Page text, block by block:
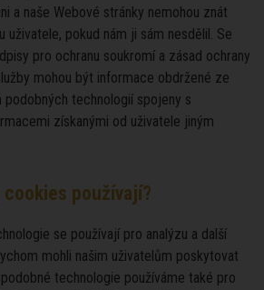
a naše Webové stránky nemohou znát
uživatele, pokud nám ji sám nesdělil. Se
pro ochranu soukromí a zásad ochrany
mohou být informace obdržené ze
technologií spojeny s
získanými od uživatele jiným
používají?
se používají pro analýzu a další
mohli našim uživatelům poskytovat
technologie používáme také pro